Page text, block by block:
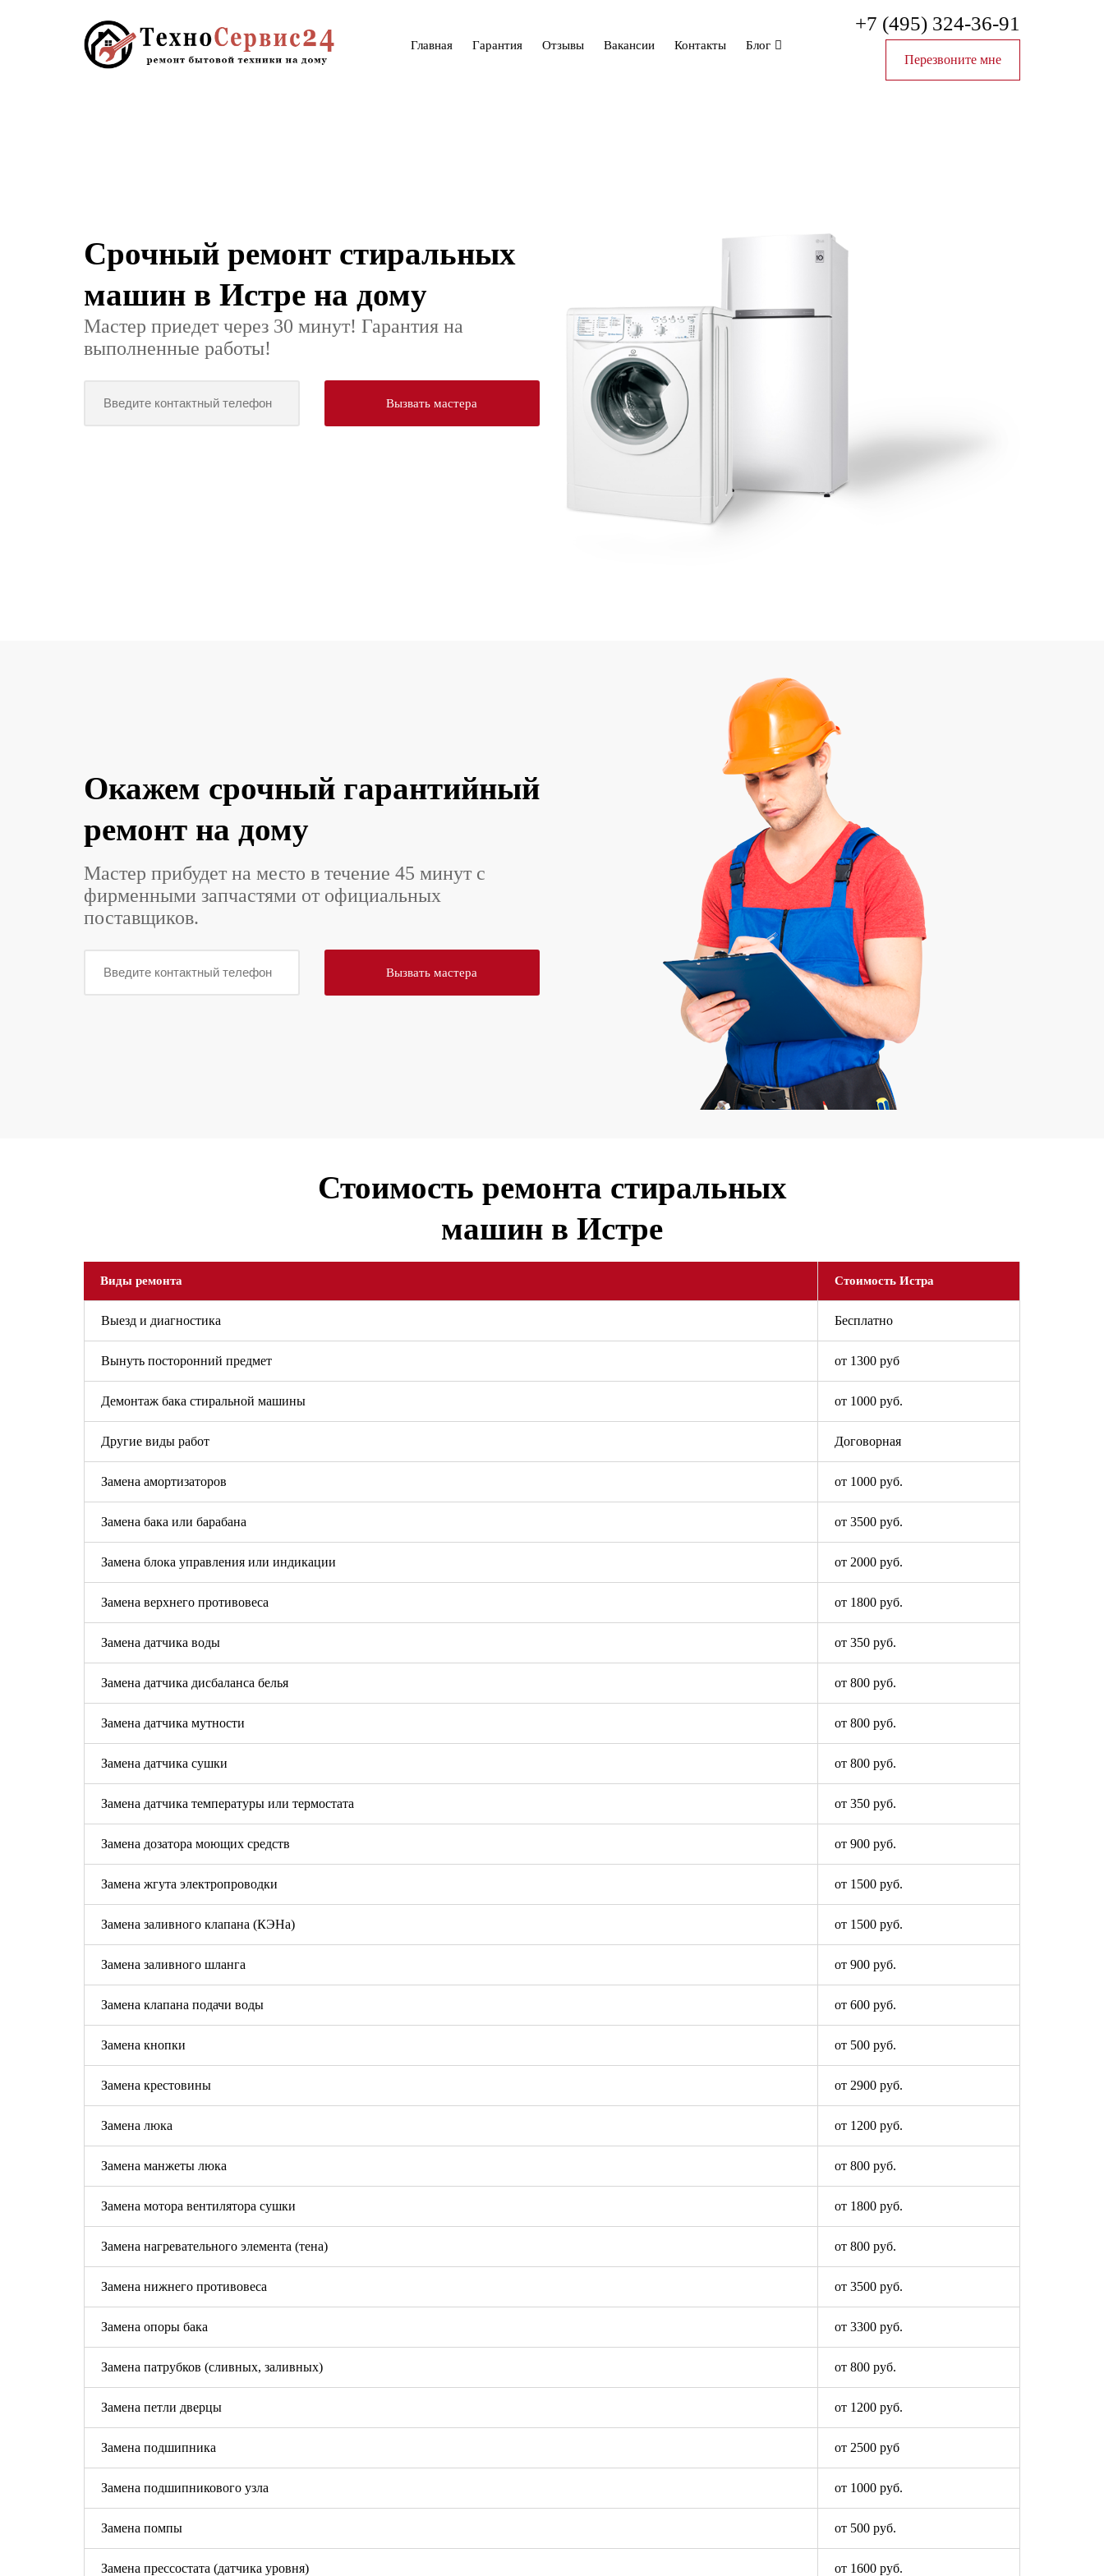
Главная Гарантия Отзывы Вакансии Контакты Блог
+7 (495) 324-36-91
Перезвоните мне
Срочный ремонт стиральных
машин в Истре на дому
Мастер приедет через 30 минут! Гарантия на
Окажем срочный гарантийный
ремонт на дому
Мастер прибудет на место в течение 45 минут с
фирменными запчастями от официальных
поставщиков.
Стоимость ремонта стиральных
машин в Истре
Виды ремонта Стоимость Истра
Выезд и диагностика Бесплатно
Вынуть посторонний предмет от 1300 руб
Демонтаж бака стиральной машины от 1000 руб.
Другие виды работ Договорная
Замена амортизаторов от 1000 руб.
Замена бака или барабана от 3500 руб.
Замена блока управления или индикации от 2000 руб.
Замена верхнего противовеса от 1800 руб.
Замена датчика воды от 350 руб.
Замена датчика дисбаланса белья от 800 руб.
Замена датчика мутности от 800 руб.
Замена датчика сушки от 800 руб.
Замена датчика температуры или термостата от 350 руб.
Замена дозатора моющих средств от 900 руб.
Замена жгута электропроводки от 1500 руб.
Замена заливного клапана (КЭНа) от 1500 руб.
Замена заливного шланга от 900 руб.
Замена клапана подачи воды от 600 руб.
Замена кнопки от 500 руб.
Замена крестовины от 2900 руб.
Замена люка от 1200 руб.
Замена манжеты люка от 800 руб.
Замена мотора вентилятора сушки от 1800 руб.
Замена нагревательного элемента (тена) от 800 руб.
Замена нижнего противовеса от 3500 руб.
Замена опоры бака от 3300 руб.
Замена патрубков (сливных, заливных) от 800 руб.
Замена петли дверцы от 1200 руб.
Замена подшипника от 2500 руб
Замена подшипникового узла от 1000 руб.
Замена помпы от 500 руб.
Замена прессостата (датчика уровня) от 1600 руб.